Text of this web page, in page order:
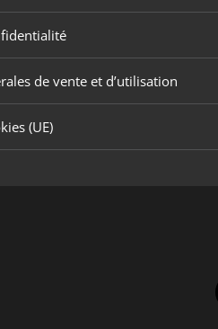
de vente et d’utilisation
(UE)